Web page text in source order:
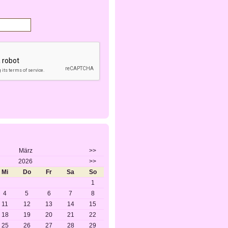
März
>>
2026
>>
Mi
Do Fr Sa
So
1
4
5 6 7
8
11
12 13 14
15
18
19 20 21
22
25
26 27 28 29